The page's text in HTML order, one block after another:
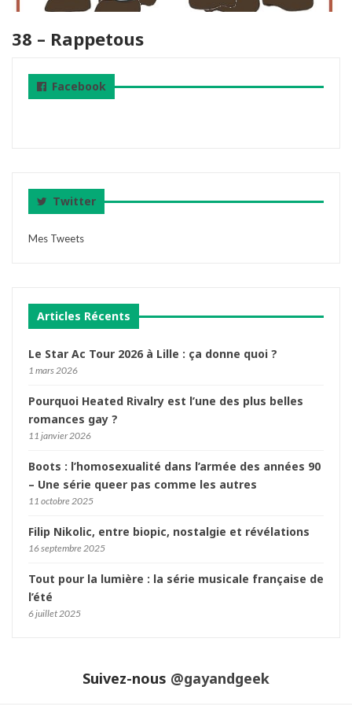
38 – Rappetous
Facebook
Twitter
Mes Tweets
Articles Récents
Le Star Ac Tour 2026 à Lille : ça donne quoi ?
1 mars 2026
Pourquoi Heated Rivalry est l’une des plus belles
romances gay ?
11 janvier 2026
Boots : l’homosexualité dans l’armée des années 90
– Une série queer pas comme les autres
11 octobre 2025
Filip Nikolic, entre biopic, nostalgie et révélations
16 septembre 2025
Tout pour la lumière : la série musicale française de
l’été
6 juillet 2025
Suivez-nous @gayandgeek